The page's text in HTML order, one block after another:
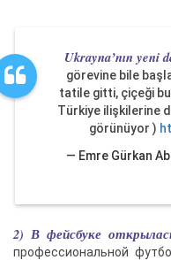
Ukrayna’nın yeni
görevine bile
tatile gitti, çiçeği
Türkiye ilişkilerine
görünüyor )
— Emre Gürkan
2) В фейсбуке
профессиональной